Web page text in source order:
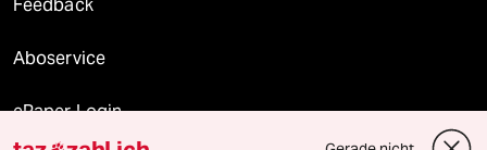
Feedback
Aboservice
ePaper Login